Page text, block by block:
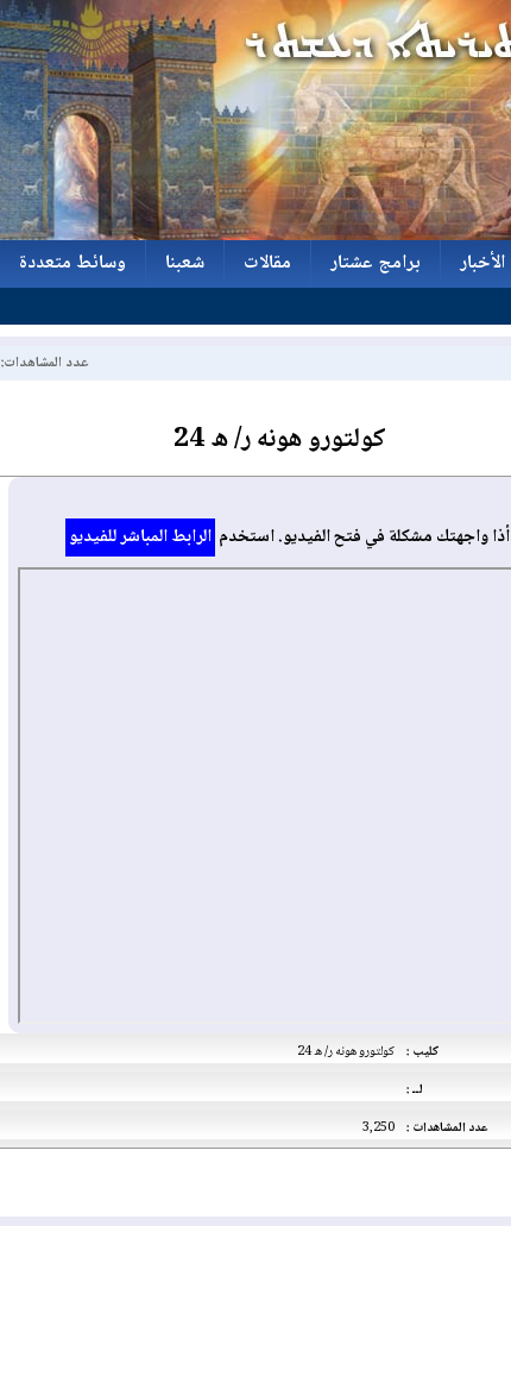
الأخبار
برامج عشتار
مقالات
شعبنا
وسائط متعددة
عدد المشاهدات: 24496062
كولتورو هونه ر/ ه 24
أذا واجهتك مشكلة في فتح الفيديو. استخدم الرابط المباشر للفيديو
كولتورو هونه ر/ ه 24 كليب :
لــ :
3,250 عدد المشاهدات :